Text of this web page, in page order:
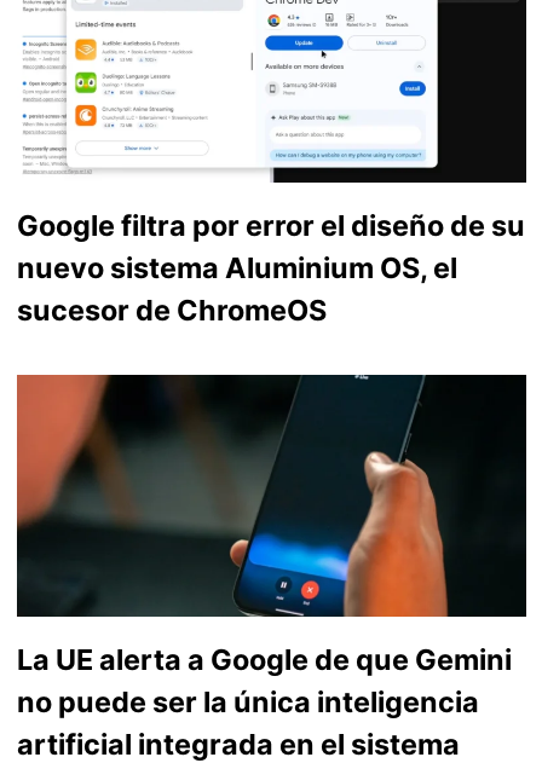
Google filtra por error el diseño de su
nuevo sistema Aluminium OS, el
sucesor de ChromeOS
La UE alerta a Google de que Gemini
no puede ser la única inteligencia
artificial integrada en el sistema